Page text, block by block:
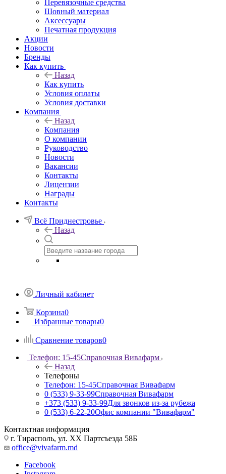
Перевязочные средства
Шовный материал
Аксессуары
Печатная продукция
Акции
Новости
Бренды
Как купить
Назад
Как купить
Условия оплаты
Условия доставки
Компания
Назад
Компания
О компании
Руководство
Новости
Вакансии
Контакты
Лицензии
Награды
Контакты
Всё Приднестровье
Назад
Личный кабинет
Корзина0
Избранные товары0
Сравнение товаров0
Телефон: 15-45Справочная Вивафарм
Назад
Телефоны
Телефон: 15-45Справочная Вивафарм
0 (533) 9-33-99Справочная Вивафарм
+373 (533) 9-33-99Для звонков из-за рубежа
0 (533) 6-22-20Офис компании "Вивафарм"
Контактная информация
г. Тирасполь, ул. ХХ Партсъезда 58Б
office@vivafarm.md
Facebook